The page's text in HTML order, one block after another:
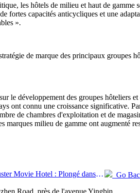
les hôtels de milieu et haut de gamme
fortes capacités anticycliques et une
».
de marque des principaux groupes
le développement des groupes hôteliers
ont connu une croissance significative.
de chambres d'exploitation et de
marques milieu de gamme ont augmenté
Prev:Blockbuster Movie Hotel : Plongé dans un voyage d'ombre et de lumière, Blockbuster Movie Hotel définit une nouvelle expérience de voyage
Go
Road, près de l'avenue Yingbin.